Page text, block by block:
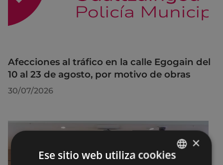
Afecciones al tráfico en la calle Egogain del
10 al 23 de agosto, por motivo de obras
30/07/2026
×
Ese sitio web utiliza cookies